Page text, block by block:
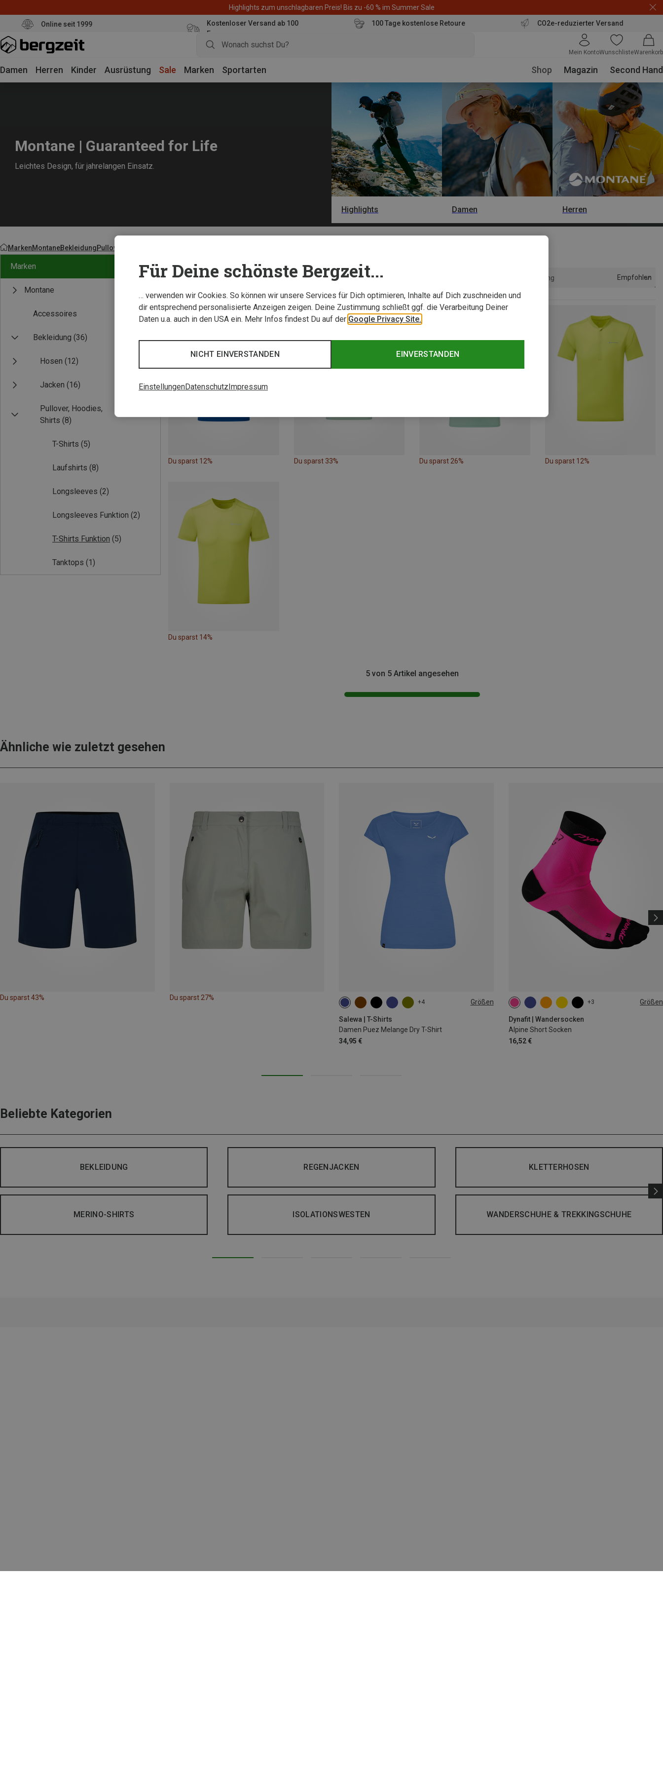
Highlights zum unschlagbaren Preis! Bis zu -60 % im Summer Sale
Online seit 1999
Kostenloser Versand ab 100
Euro
100 Tage kostenlose Retoure CO2e-reduzierter Versand
Mein KontoWunschlisteWarenkorb
Damen Herren Kinder Ausrüstung Sale Marken Sportarten Shop Magazin Second Hand
Montane | Guaranteed for Life
Leichtes Design, für jahrelangen Einsatz.
Highlights Damen Herren
MarkenMontaneBekleidungPullover, Hoodies, Shirts
Marken
Montane
Accessoires
Bekleidung (36)
Hosen (12)
Jacken (16)
Pullover, Hoodies,
Shirts (8)
T-Shirts (5)
Laufshirts (8)
Longsleeves (2)
Longsleeves Funktion (2)
T-Shirts Funktion (5)
Tanktops (1)
Sortierung Empfohlen
Du sparst 12% Du sparst 33% Du sparst 26% Du sparst 12%
Du sparst 14%
5 von 5 Artikel angesehen
Ähnliche wie zuletzt gesehen
Du sparst 43% Du sparst 27%
+4 Größen
Salewa | T-Shirts
Damen Puez Melange Dry T-Shirt
34,95 €
XS L XL
+3 Größen
Dynafit | Wandersocken
Alpine Short Socken
16,52 €
35|36|37|38 39|40|41|42
Beliebte Kategorien
BEKLEIDUNG REGENJACKEN KLETTERHOSEN
MERINO-SHIRTS ISOLATIONSWESTEN WANDERSCHUHE & TREKKINGSCHUHE
Für Deine schönste Bergzeit...
… verwenden wir Cookies. So können wir unsere Services für Dich optimieren, Inhalte auf Dich zuschneiden und
dir entsprechend personalisierte Anzeigen zeigen. Deine Zustimmung schließt ggf. die Verarbeitung Deiner
Daten u.a. auch in den USA ein. Mehr Infos findest Du auf der Google Privacy Site.
EINVERSTANDEN
NICHT EINVERSTANDEN
EinstellungenDatenschutz Impressum